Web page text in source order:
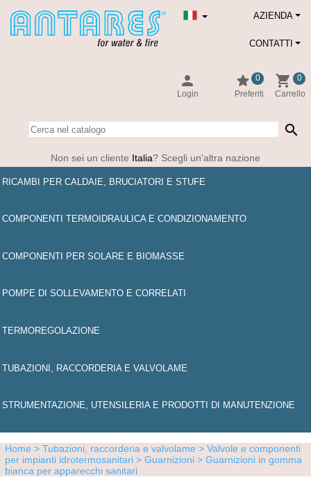
AZIENDA
person
Login
star
0
Preferiti
shopping_cart
0
Carrello
CONTATTI
search
Non sei un cliente Italia? Scegli un'altra nazione
RICAMBI PER CALDAIE, BRUCIATORI E STUFE
COMPONENTI TERMOIDRAULICA E CONDIZIONAMENTO
COMPONENTI PER SOLARE E BIOMASSE
POMPE DI SOLLEVAMENTO E CORRELATI
TERMOREGOLAZIONE
TUBAZIONI, RACCORDERIA E VALVOLAME
STRUMENTAZIONE, UTENSILERIA E PRODOTTI DI MANUTENZIONE
Home > Tubazioni, raccorderia e valvolame > Valvole e componenti
per impianti idrotermosanitari > Guarnizioni > Guarnizioni in gomma
bianca per apparecchi sanitari